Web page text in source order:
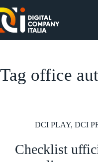
al
contenuto
Tag office
DCI PLAY, DCI
Checklist